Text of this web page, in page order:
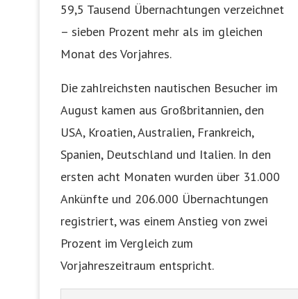
59,5 Tausend Übernachtungen verzeichnet
– sieben Prozent mehr als im gleichen
Monat des Vorjahres.
Die zahlreichsten nautischen Besucher im
August kamen aus Großbritannien, den
USA, Kroatien, Australien, Frankreich,
Spanien, Deutschland und Italien. In den
ersten acht Monaten wurden über 31.000
Ankünfte und 206.000 Übernachtungen
registriert, was einem Anstieg von zwei
Prozent im Vergleich zum
Vorjahreszeitraum entspricht.